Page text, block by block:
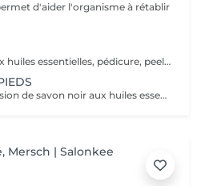
d'aider l'organisme à rétablir
Bain de pieds parfumé aux huiles essentielles, pédicure, peeling au sel senteur orientale, masque chaussettes, massage au beurre de karité
- Bain de pieds avec émulsion de savon noir aux huiles essentielles méthode traditionnel marocaine - Gommage au sel senteur orientale - Collagène masque/chaussettes - Massage des pieds relaxant et défatigant activant ainsi la circulation sanguine et libérant toute les tensions au beurre de karité